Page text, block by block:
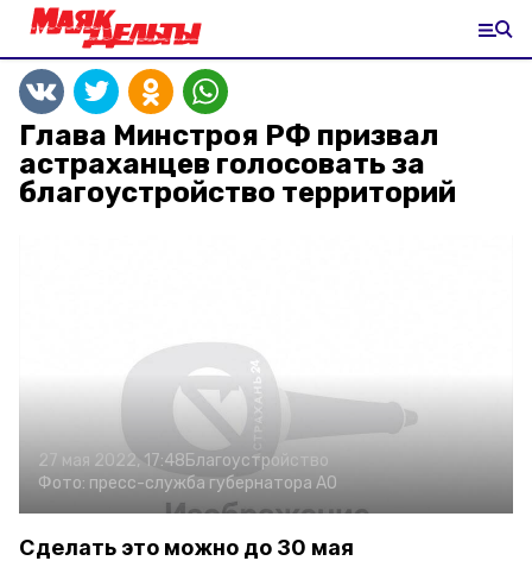
Глава Минстроя РФ призвал
астраханцев голосовать за
благоустройство территорий
27 мая 2022, 17:48Благоустройство
Фото: пресс-служба губернатора АО
Сделать это можно до 30 мая